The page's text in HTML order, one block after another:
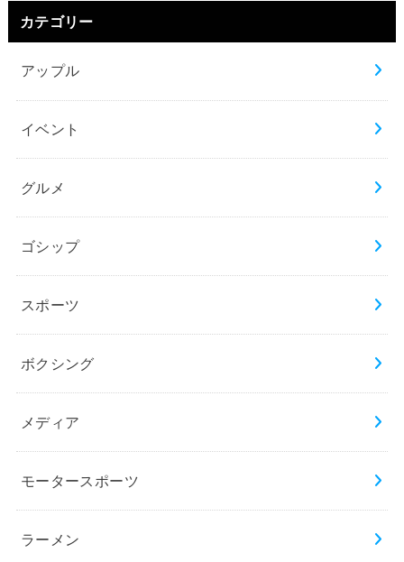
カテゴリー
アップル
イベント
グルメ
ゴシップ
スポーツ
ボクシング
メディア
モータースポーツ
ラーメン